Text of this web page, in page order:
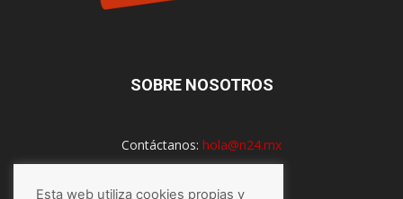
SOBRE NOSOTROS
Contáctanos: hola@n24.mx
Esta web utiliza cookies propias y